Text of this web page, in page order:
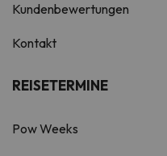
Kundenbewertungen
Kontakt
REISETERMINE
Pow Weeks